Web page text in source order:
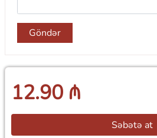
Göndər
12.90 ₼
Səbətə at